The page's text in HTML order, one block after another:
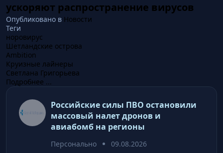
ускоряют распространение вирусов
Опубликовано в Новости
Теги
норовирус
Шетландские острова
Ambition
Круизные лайнеры
Светлана Григорьева
Подробнее ...
Российские силы ПВО остановили
массовый налет дронов и
авиабомб на регионы
Персонально 09.08.2026